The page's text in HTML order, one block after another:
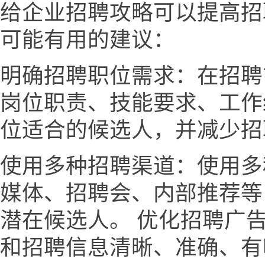
给企业招聘攻略可以提高
可能有用的建议：
明确招聘职位需求：在招
岗位职责、技能要求、工
位适合的候选人，并减少
使用多种招聘渠道：使用
媒体、招聘会、内部推荐
潜在候选人。 优化招聘广
和招聘信息清晰、准确、